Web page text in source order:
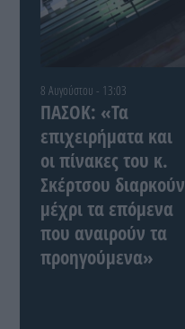
8 Αυγούστου - 13:03
ΠΑΣΟΚ: «Τα
επιχειρήματα και
οι πίνακες του κ.
Σκέρτσου διαρκούν
μέχρι τα επόμενα
που αναιρούν τα
προηγούμενα»